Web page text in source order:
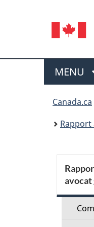
de
la
MENU
Canada.ca
Rapport
e avocat